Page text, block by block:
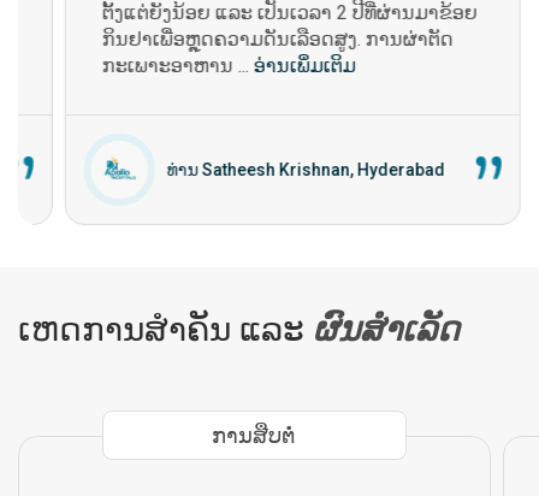
ຕັ້ງແຕ່ຍັງນ້ອຍ ແລະ ເປັນເວລາ 2 ປີທີ່ຜ່ານມາຂ້ອຍ
ກິນຢາເພື່ອຫຼຸດຄວາມດັນເລືອດສູງ. ການຜ່າຕັດ
ກະເພາະອາຫານ ... ອ່ານ​ເພິ່ມ​ເຕິມ
ທ່ານ Satheesh Krishnan, Hyderabad
ເຫດການສຳຄັນ ແລະ ຜົນສໍາເລັດ
ການສືບຕໍ່